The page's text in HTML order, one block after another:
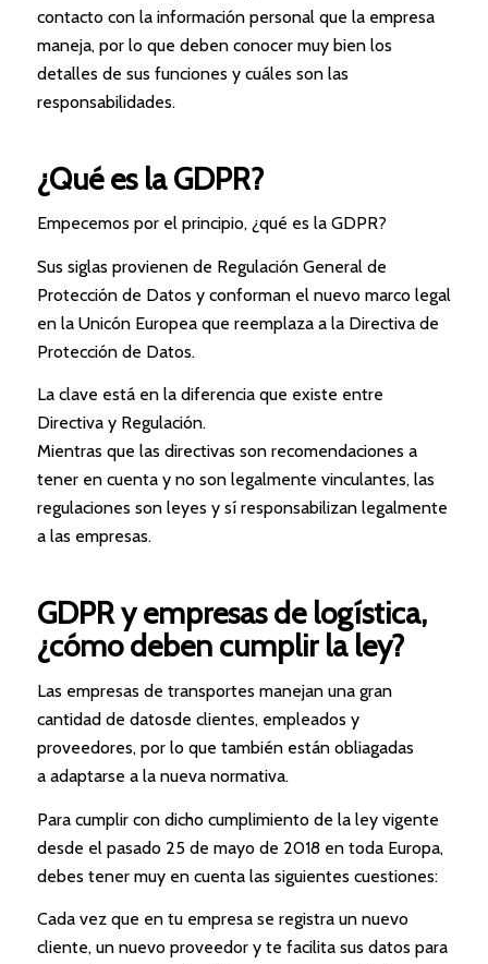
contacto con la información personal que la empresa
maneja, por lo que deben conocer muy bien los
detalles de sus funciones y cuáles son las
responsabilidades.
¿Qué es la GDPR?
Empecemos por el principio, ¿qué es la GDPR?
Sus siglas provienen de Regulación General de
Protección de Datos y conforman el nuevo marco legal
en la Unicón Europea que reemplaza a la Directiva de
Protección de Datos.
La clave está en la diferencia que existe entre
Directiva y Regulación.
Mientras que las directivas son recomendaciones a
tener en cuenta y no son legalmente vinculantes, las
regulaciones son leyes y sí responsabilizan legalmente
a las empresas.
GDPR y empresas de logística,
¿cómo deben cumplir la ley?
Las empresas de transportes manejan una gran
cantidad de datosde clientes, empleados y
proveedores, por lo que también están obliagadas
a adaptarse a la nueva normativa.
Para cumplir con dicho cumplimiento de la ley vigente
desde el pasado 25 de mayo de 2018 en toda Europa,
debes tener muy en cuenta las siguientes cuestiones:
Cada vez que en tu empresa se registra un nuevo
cliente, un nuevo proveedor y te facilita sus datos para